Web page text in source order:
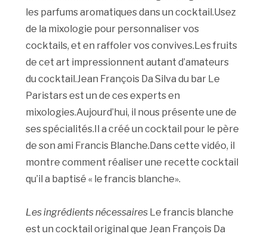
les parfums aromatiques dans un cocktail.Usez
de la mixologie pour personnaliser vos
cocktails, et en raffoler vos convives.Les fruits
de cet art impressionnent autant d’amateurs
du cocktail.Jean François Da Silva du bar Le
Paristars est un de ces experts en
mixologies.Aujourd’hui, il nous présente une de
ses spécialités.Il a créé un cocktail pour le père
de son ami Francis Blanche.Dans cette vidéo, il
montre comment réaliser une recette cocktail
qu’il a baptisé « le francis blanche».
Les ingrédients nécessaires Le francis blanche
est un cocktail original que Jean François Da